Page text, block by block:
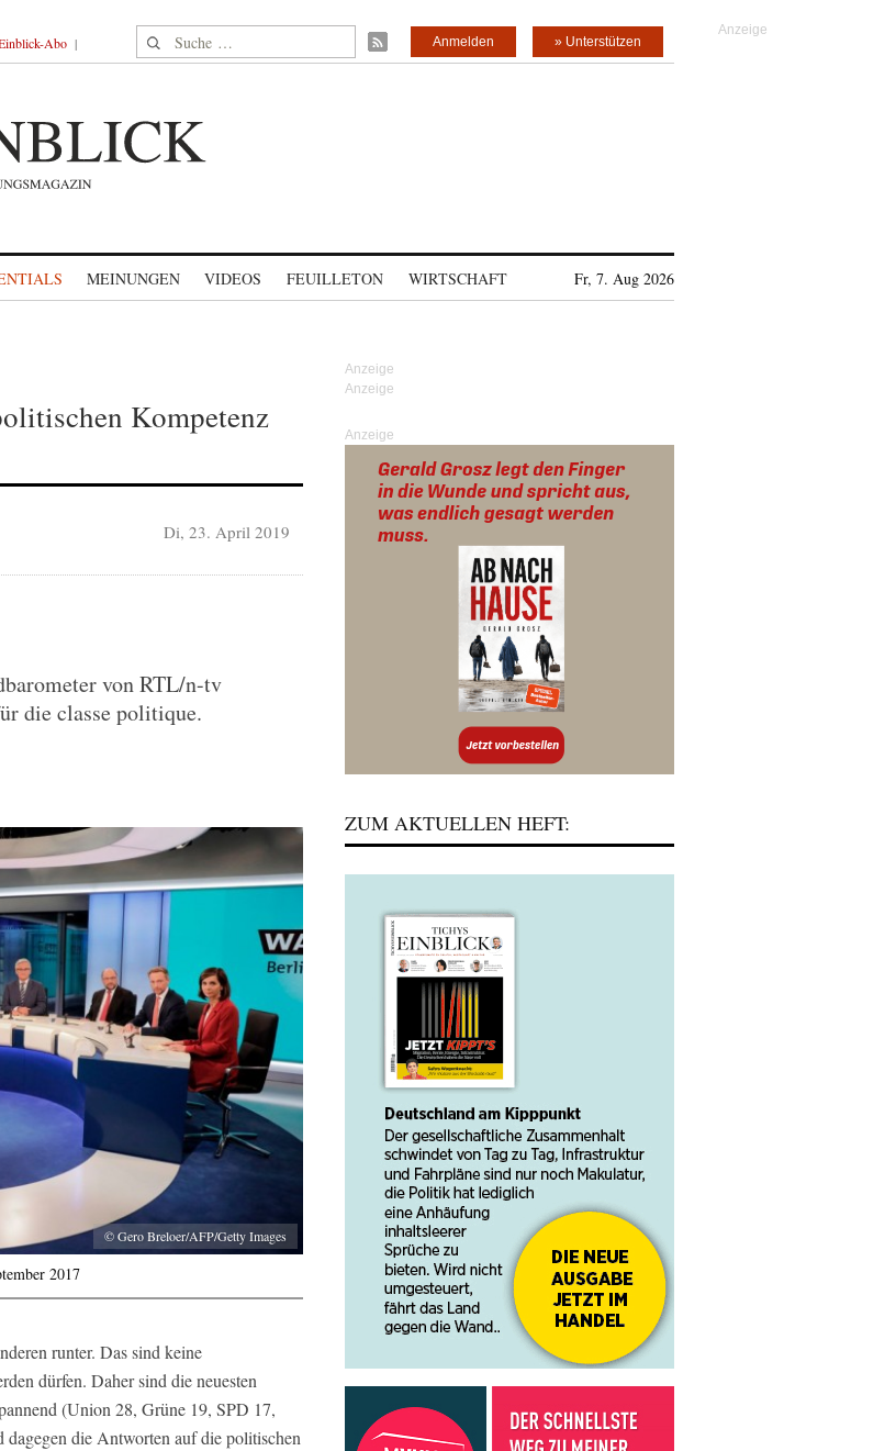
Abo Suche nach: » Unterstützen
Anmelden
MEINUNGEN VIDEOS FEUILLETON WIRTSCHAFT Fr, 7. Aug 2026
Kompetenz
Di, 23. April 2019
von RTL/n-tv
die classe politique.
© Gero Breloer/AFP/Getty Images
2017
runter. Das sind keine
dürfen. Daher sind die neuesten
(Union 28, Grüne 19, SPD 17,
die Antworten auf die politischen
Anzeige
ZUM AKTUELLEN HEFT: